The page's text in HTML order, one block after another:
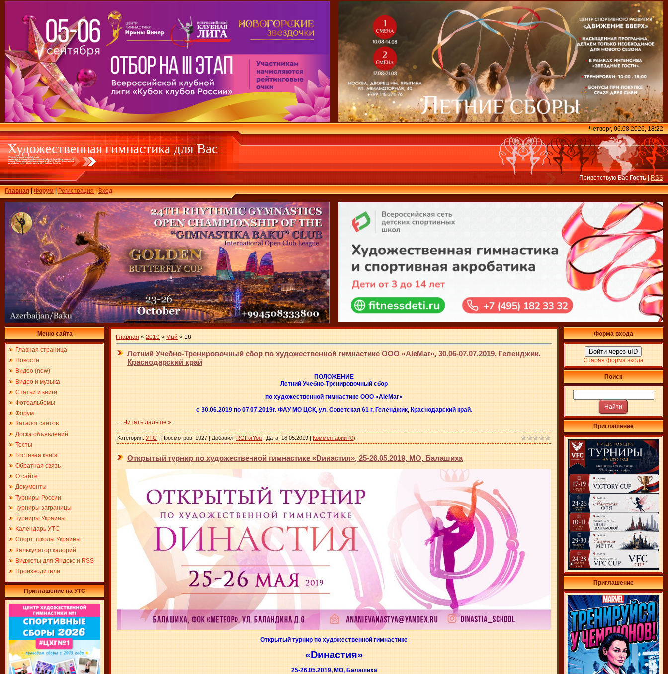
Художественная гимнастика для Вас
Главная|Форум |Регистрация|Вход
Четверг, 06.08.2026, 18:22
Приветствую Вас Гость|RSS
Меню сайта
Главная страница
Новости
Видео (new)
Видео и музыка
Статьи и книги
Фотоальбомы
Форум
Каталог сайтов
Доска объявлений
Тесты
Гостевая книга
Обратная связь
О сайте
Документы
Турниры России
Турниры заграницы
Турниры Украины
Календарь УТС
Спорт. школы Украины
Калькулятор калорий
Виджеты для Яндекс и RSS
Производители
Приглашение на УТС
Главная » 2019 » Май » 18
Летний Учебно-Тренировочный сбор по художественной гимнастике ООО «AleMar», 30.06-07.07.2019, Геленджик,
Краснодарский край
ПОЛОЖЕНИЕ
Летний Учебно-Тренировочный сбор
по художественной гимнастике ООО «AleMar»
с 30.06.2019 по 07.07.2019г. ФАУ МО ЦСК, ул. Советская 61 г. Геленджик, Краснодарский край.
... Читать дальше »
Категория: УТС | Просмотров: 1927 | Добавил: RGForYou | Дата: 18.05.2019 | Комментарии (0)
Открытый турнир по художественной гимнастике «Dинастия», 25-26.05.2019, МО, Балашиха
Открытый турнир по художественной гимнастике
«Dинастия»
25-26.05.2019, МО, Балашиха
Форма входа
Войти через uID
Старая форма входа
Поиск
Приглашение
Приглашение